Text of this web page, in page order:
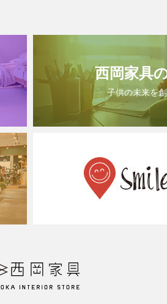
西岡家具
子供の未来を